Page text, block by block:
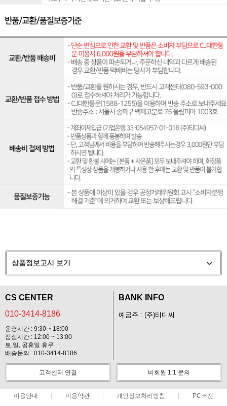
상품정보고시 보기
CS CENTER
010-3414-8186
운영시간 : 9:30 ~ 18:00
점심시간 : 12:00 ~ 13:00
토,일, 공휴일 휴무
배송문의 : 010-3414-8186
BANK INFO
예금주 : (주)티디씨
고객센터 연결 비회원 1:1 문의
이용안내 이용약관 개인정보처리방침 PC버전